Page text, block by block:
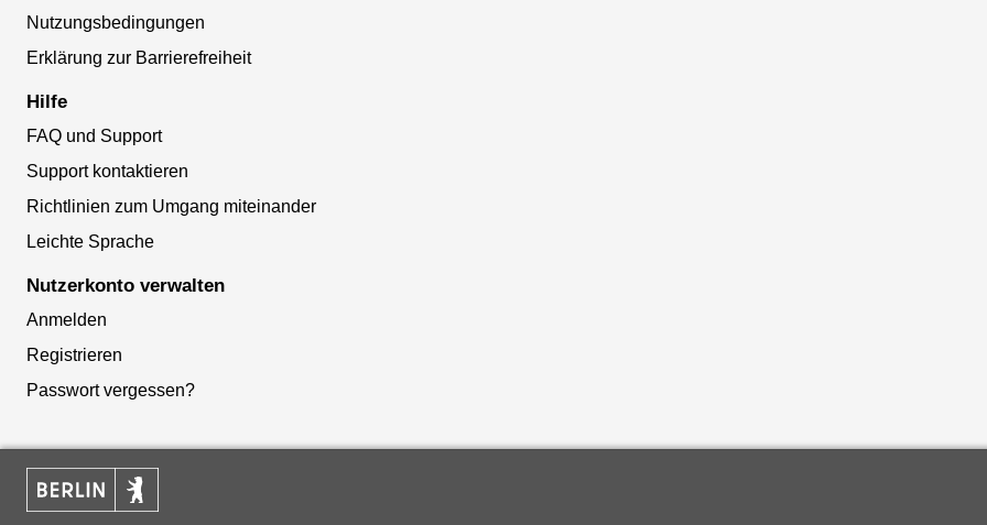
Nutzungsbedingungen
Erklärung zur Barrierefreiheit
Hilfe
FAQ und Support
Support kontaktieren
Richtlinien zum Umgang miteinander
Leichte Sprache
Nutzerkonto verwalten
Anmelden
Registrieren
Passwort vergessen?